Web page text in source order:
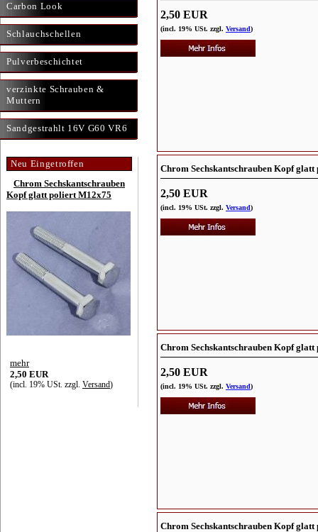
Carbon Look
Schlauchschellen
Pulverbeschichtet
verzinkte Schrauben &
Muttern
Sandgestrahlt 16V G60 VR6
Neu Eingetroffen
Chrom Sechskantschrauben
Kopf glatt poliert M12x75
mehr
2,50 EUR
(incl. 19% USt. zzgl. Versand)
2,50 EUR
(incl. 19% USt. zzgl. Versand)
Chrom Sechskantschrauben Kopf
2,50 EUR
(incl. 19% USt. zzgl. Versand)
Chrom Sechskantschrauben Kopf
2,50 EUR
(incl. 19% USt. zzgl. Versand)
Chrom Sechskantschrauben Kopf